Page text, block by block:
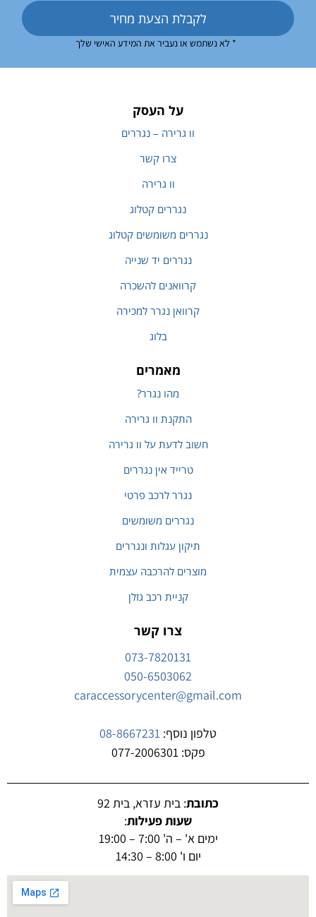
לקבלת הצעת מחיר
* לא נשתמש או נעביר את המידע האישי שלך
על העסק
וו גרירה – נגררים
צרו קשר
וו גרירה
נגררים קטלוג
נגררים משומשים קטלוג
נגררים יד שנייה
קרוואנים להשכרה
קרוואן נגרר למכירה
בלוג
מאמרים
מהו נגרר?
התקנת וו גרירה
חשוב לדעת על וו גרירה
טרייד אין נגררים
נגרר לרכב פרטי
נגררים משומשים
תיקון עגלות ונגררים
מוצרים להרכבה עצמית
קניית רכב גזלן
צרו קשר
073-7820131
050-6503062
caraccessorycenter@gmail.com
טלפון נוסף: 08-8667231
פקס: 077-2006301
כתובת: בית עזרא, בית 92
שעות פעילות:
ימים א' – ה' 7:00 – 19:00
יום ו' 8:00 – 14:30